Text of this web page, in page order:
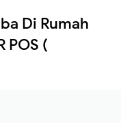
Di Rumah
POS (